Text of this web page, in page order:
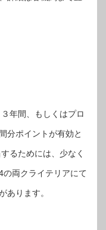
年間、もしくはプロ
分ポイントが有効と
るためには、少なく
の両クライテリアにて
あります。